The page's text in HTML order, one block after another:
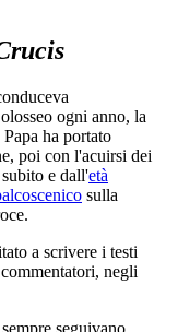
ogni anno, la
ha portato
poi con l'acuirsi dei
e dall'età
sulla
a scrivere i testi
negli
seguivano